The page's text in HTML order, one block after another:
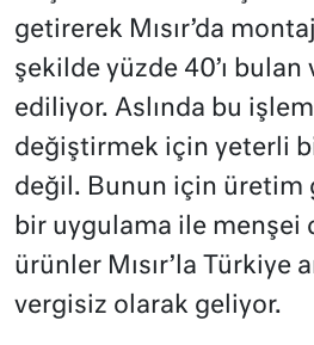
getirerek Mısır’da
şekilde yüzde 40’ı
ediliyor. Aslında bu
değiştirmek için yeterli
değil. Bunun için üretim
bir uygulama ile menşei
ürünler Mısır’la Türkiye
vergisiz olarak geliyor.